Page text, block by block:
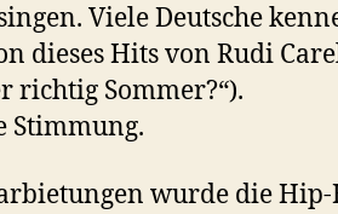
Viele Deutsche
dieses Hits von Rudi
richtig Sommer?“).
Stimmung.
wurde die Hip-